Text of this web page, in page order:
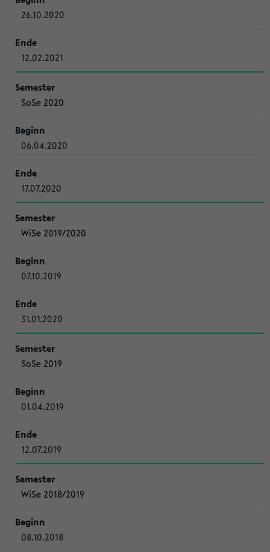
26.10.2020
12.02.2021
SoSe 2020
06.04.2020
17.07.2020
WiSe 2019/2020
07.10.2019
31.01.2020
SoSe 2019
01.04.2019
12.07.2019
WiSe 2018/2019
08.10.2018